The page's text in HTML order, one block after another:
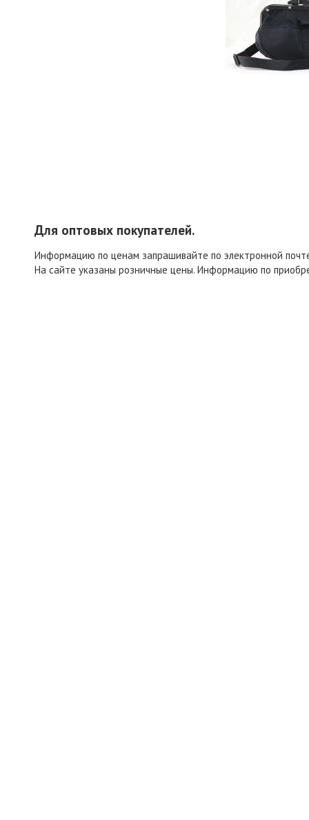
Для оптовых покупателей.
Информацию по ценам запрашивайте по электронной
На сайте указаны розничные цены. Информацию по